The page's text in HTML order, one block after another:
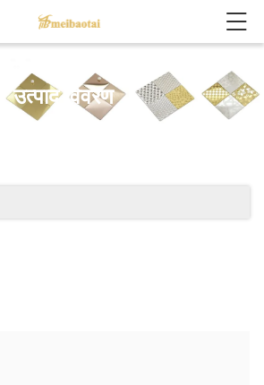
उत्पाद विवरण